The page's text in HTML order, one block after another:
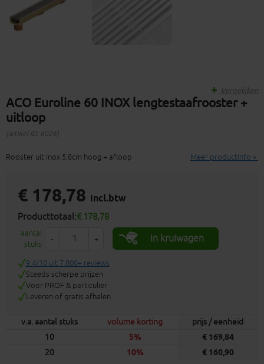
ACO Euroline 60 INOX lengtestaafrooster +
uitloop
(artikel ID: 6026)
Vergelijken
Rooster uit inox 5,8cm hoog + afloop Meer productinfo »
€ 178,78 incl.btw
Producttotaal:€ 178,78
aantal
stuks
- + In kruiwagen
9.4/10 uit 7.800+ reviews
Steeds scherpe prijzen
Voor PROF & particulier
Leveren of gratis afhalen
v.a. aantal stuks volume korting
prijs / eenheid
10
5% € 169,84
20 10% € 160,90